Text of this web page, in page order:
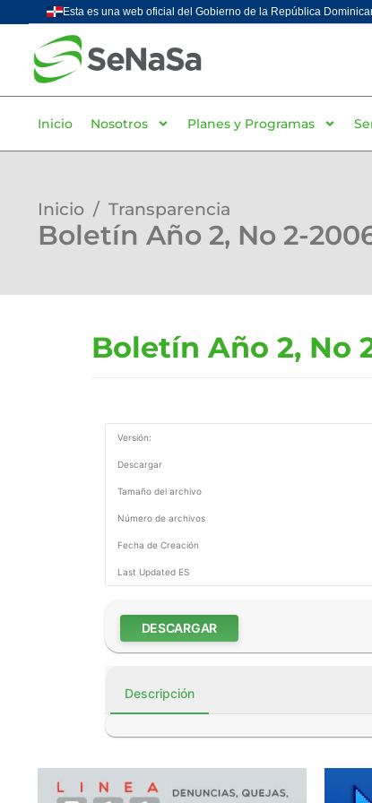
Inicio Nosotros Planes y Programas
Inicio / Transparencia
Boletín Año 2, No 2-
Boletín Año 2, No
Versión:
Descargar
Tamaño del archivo
Número de archivos
Fecha de Creación
Last Updated ES
DESCARGAR
Descripción